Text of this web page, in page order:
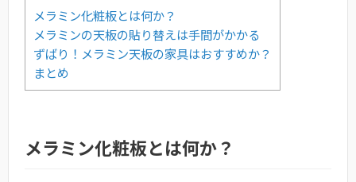
メラミン化粧板とは何か？
メラミンの天板の貼り替えは手間がかかる
ずばり！メラミン天板の家具はおすすめか？
まとめ
メラミン化粧板とは何か？